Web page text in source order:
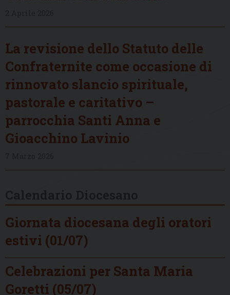
La revisione dello Statuto delle
Confraternite come occasione di
rinnovato slancio spirituale,
pastorale e caritativo –
parrocchia Santi Anna e
Gioacchino Lavinio
Giornata diocesana degli oratori
estivi (01/07)
Celebrazioni per Santa Maria
Goretti (05/07)